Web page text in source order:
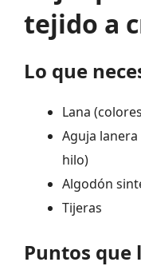
tejido a
Lo que
Lana
Aguja
hilo)
Algodón
Tijeras
Puntos que